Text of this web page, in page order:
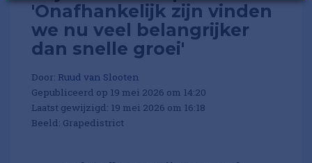
'Onafhankelijk zijn vinden
we nu veel belangrijker
dan snelle groei'
Door: Ruud van Slooten
Gepubliceerd op 19 mei 2026 om 14:20
Laatst gewijzigd: 19 mei 2026 om 16:18
Beeld: Grapedistrict